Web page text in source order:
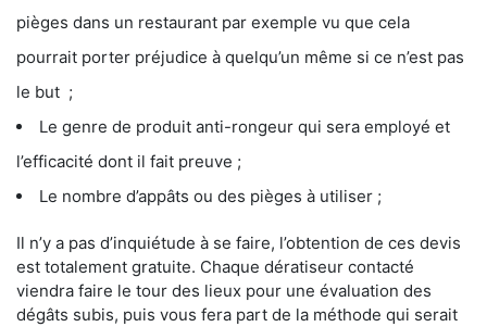
pièges dans un restaurant par exemple vu que cela
pourrait porter préjudice à quelqu’un même si ce n’est pas
le but ;
Le genre de produit anti-rongeur qui sera employé et
l’efficacité dont il fait preuve ;
Le nombre d’appâts ou des pièges à utiliser ;
Il n’y a pas d’inquiétude à se faire, l’obtention de ces devis
est totalement gratuite. Chaque dératiseur contacté
viendra faire le tour des lieux pour une évaluation des
dégâts subis, puis vous fera part de la méthode qui serait